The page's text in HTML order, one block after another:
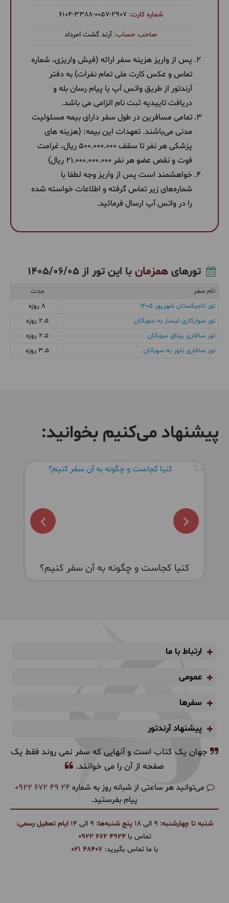
6104-3388-0057-2907
آرند گشت امرداد
پس از واریز هزینه سفر ارائه (فیش واریزی، شماره
تماس و عکس کارت ملی تمام نفرات) به دفتر
آرندتور از طریق واتس آپ یا پیام رسان بله و
دریافت تاییدیه ثبت نام الزامی می باشد.
تمامی مسافرین در طول سفر دارای بیمه مسئولیت
مدنی می‌باشند. تعهدات این بیمه: (هزینه های
پزشکی هر نفر تا سقف 500.000.000 ریال، غرامت
فوت و نقص عضو هر نفر 21.000.000.000 ریال)
خواهشمند است پس از واریز وجه لطفا با
شماره‌های زیر تماس گرفته و اطلاعات خواسته شده
را در واتس آپ ارسال فرمائید.
تورهای همزمان با این تور از 1405/06/05
نام سفر
مدت
تور تاجیکستان شهریور 1405
8 روزه
تور سوارکاری لیسار به سوباتان
2.5 روزه
تور سافاری ییلاق سوباتان
2.5 روزه
تور سافاری نئور به سوباتان
3.5 روزه
پیشنهاد می‌کنیم بخوانید:
بهترین پارک‌های ملی کنیا کدامند؟
ارتباط با ما
عمومی
سفرها
پیشنهاد آرندتور
جهان یک کتاب است و آنهایی که سفر نمی روند فقط یک
صفحه از آن را می خوانند.
می‌توانید هر ساعتی از شبانه روز به شماره 0922 672 49 24
پیام بفرستید.
شنبه تا چهارشنبه: پنج شنبه‌ها:
ایام تعطیل رسمی:
تماس با0922 672 4924
با ما تماس بگیرید:021 48407